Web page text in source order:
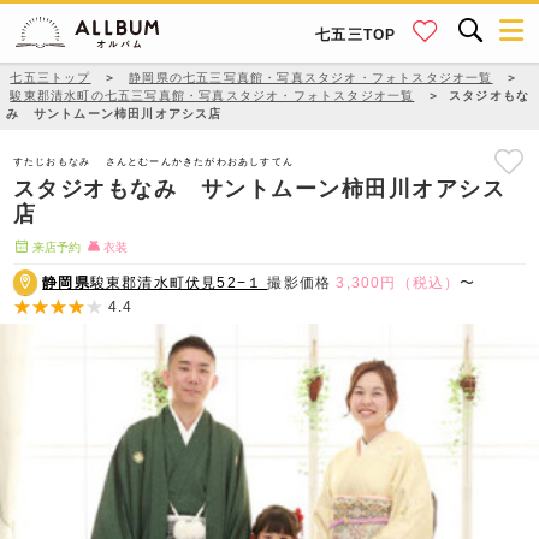
七五三TOP
七五三トップ ＞ 静岡県の七五三写真館・写真スタジオ・フォトスタジオ一覧
＞
駿東郡清水町の七五三写真館・写真スタジオ・フォトスタジオ一覧
＞
スタジオもな
み サントムーン柿田川オアシス店
すたじおもなみ さんとむーんかきたがわおあしすてん
スタジオもなみ サントムーン柿田川オアシス
店
来店予約 衣装
静岡県駿東郡清水町伏見52−１撮影価格3,300円（税込）〜
4.4